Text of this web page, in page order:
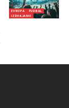
EVROPA
FUDBAL
IZDVAJAMO